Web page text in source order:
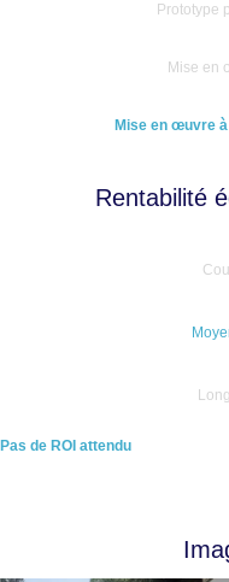
Prototype
Mise en
Mise en œuvre
Rentabilité
Pas de ROI attendu